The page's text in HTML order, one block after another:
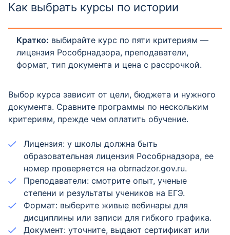
Как выбрать курсы по истории
Кратко: выбирайте курс по пяти критериям —
лицензия Рособрнадзора, преподаватели,
формат, тип документа и цена с рассрочкой.
Выбор курса зависит от цели, бюджета и нужного
документа. Сравните программы по нескольким
критериям, прежде чем оплатить обучение.
Лицензия: у школы должна быть
образовательная лицензия Рособрнадзора, ее
номер проверяется на obrnadzor.gov.ru.
Преподаватели: смотрите опыт, ученые
степени и результаты учеников на ЕГЭ.
Формат: выберите живые вебинары для
дисциплины или записи для гибкого графика.
Документ: уточните, выдают сертификат или